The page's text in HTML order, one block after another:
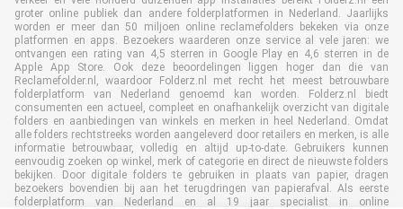
groter online publiek dan andere folderplatformen in Nederland. Jaarlijks
worden er meer dan 50 miljoen online reclamefolders bekeken via onze
platformen en apps. Bezoekers waarderen onze service al vele jaren: we
ontvangen een rating van 4,5 sterren in Google Play en 4,6 sterren in de
Apple App Store. Ook deze beoordelingen liggen hoger dan die van
Reclamefolder.nl, waardoor Folderz.nl met recht het meest betrouwbare
folderplatform van Nederland genoemd kan worden. Folderz.nl biedt
consumenten een actueel, compleet en onafhankelijk overzicht van digitale
folders en aanbiedingen van winkels en merken in heel Nederland. Omdat
alle folders rechtstreeks worden aangeleverd door retailers en merken, is alle
informatie betrouwbaar, volledig en altijd up-to-date. Gebruikers kunnen
eenvoudig zoeken op winkel, merk of categorie en direct de nieuwste folders
bekijken. Door digitale folders te gebruiken in plaats van papier, dragen
bezoekers bovendien bij aan het terugdringen van papierafval. Als eerste
folderplatform van Nederland en al 19 jaar specialist in online